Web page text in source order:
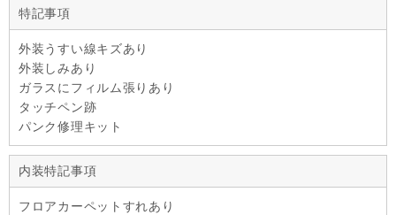
特記事項
外装うすい線キズあり
外装しみあり
ガラスにフィルム張りあり
タッチペン跡
パンク修理キット
内装特記事項
フロアカーペットすれあり